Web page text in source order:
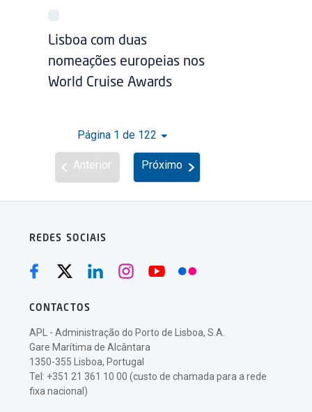
Lisboa com duas
nomeações europeias nos
World Cruise Awards
Página 1 de 122
Anterior Próximo
REDES SOCIAIS
CONTACTOS
APL - Administração do Porto de Lisboa, S.A.
Gare Marítima de Alcântara
1350-355 Lisboa, Portugal
Tel: +351 21 361 10 00 (custo de chamada para a rede
fixa nacional)